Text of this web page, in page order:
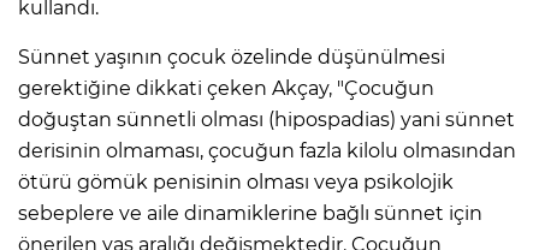
kullandı.
Sünnet yaşının çocuk özelinde düşünülmesi
gerektiğine dikkati çeken Akçay, "Çocuğun
doğuştan sünnetli olması (hipospadias) yani sünnet
derisinin olmaması, çocuğun fazla kilolu olmasından
ötürü gömük penisinin olması veya psikolojik
sebeplere ve aile dinamiklerine bağlı sünnet için
önerilen yaş aralığı değişmektedir. Çocuğun